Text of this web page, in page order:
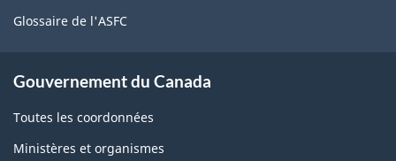
Glossaire de l'ASFC
Gouvernement du Canada
Toutes les coordonnées
Ministères et organismes